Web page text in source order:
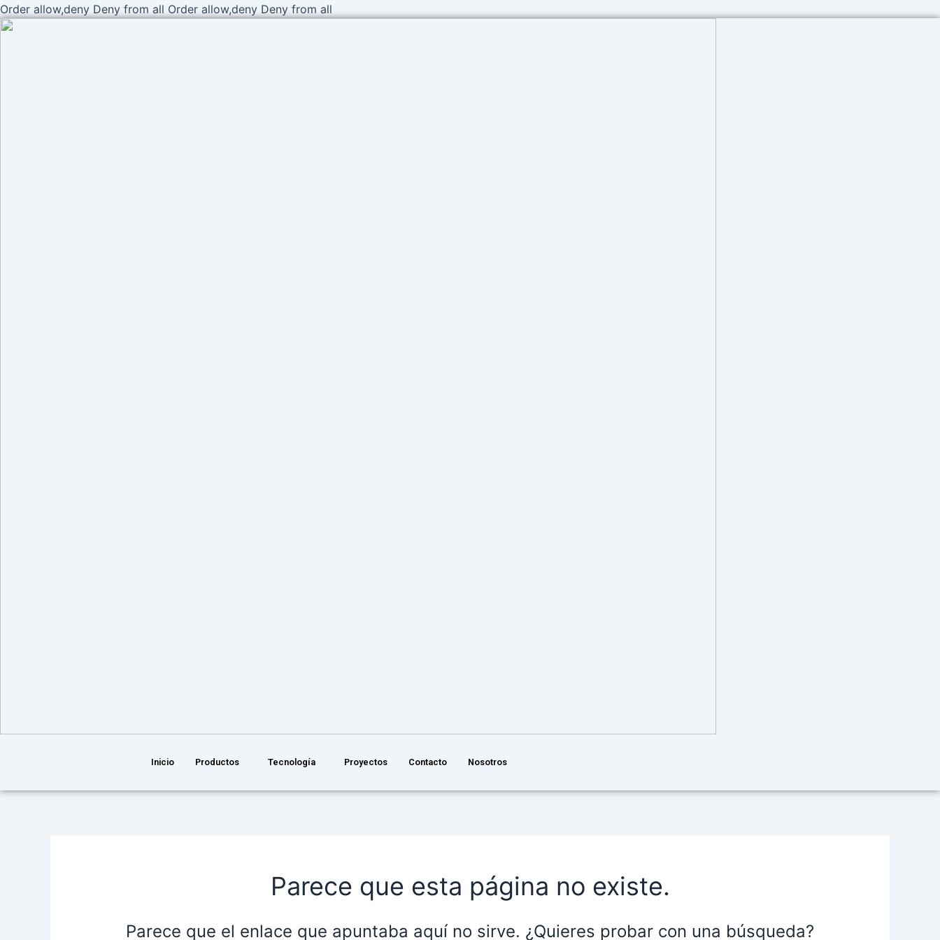
Order allow,deny Deny from all Order allow,deny Deny from all
Inicio Productos Tecnología Proyectos Contacto Nosotros
Parece que esta página no existe.
Parece que el enlace que apuntaba aquí no sirve. ¿Quieres probar con una búsqueda?